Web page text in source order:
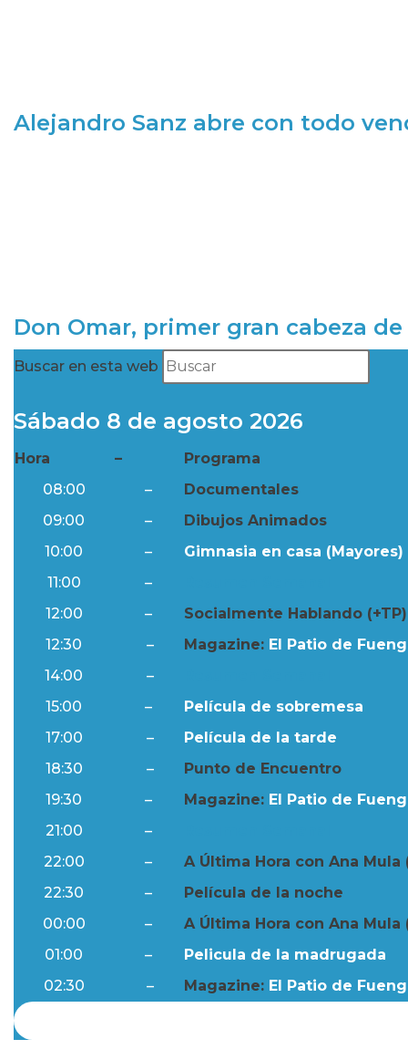
Alejandro Sanz abre con todo
Don Omar, primer gran cabeza
Buscar en esta web
Sábado 8 de agosto 2026
Hora –
Programa
08:00
–
Documentales
09:00
–
Dibujos Animados
10:00
–
Gimnasia en casa (Mayores)
11:00
–
12:00
–
Socialmente Hablando (+TP)
12:30
– Magazine: El Patio de
14:00
–
15:00
–
Película de sobremesa
17:00
–
Película de la tarde
18:30
–
Punto de Encuentro
19:30
– Magazine: El Patio de
21:00
–
22:00
–
A Última Hora con Ana Mula
22:30
–
Película de la noche
00:00
–
A Última Hora con Ana Mula
01:00
–
Pelicula de la madrugada
02:30
– Magazine: El Patio de